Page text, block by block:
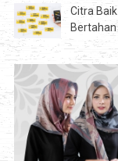
Citra